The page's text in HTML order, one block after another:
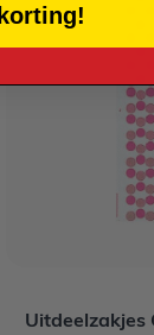
Uitdeelzakjes